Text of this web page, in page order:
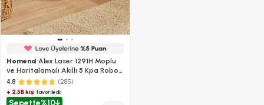
Homend Alex Laser 1291H Moplu
ve Haritalamalı Akıllı 5 Kpa Robot
Süpürge Siyah
4.8 (285)
+ 2.5B kişi favoriledi!
Sepette%10